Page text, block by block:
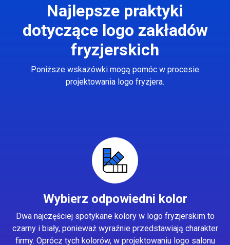
Najlepsze praktyki
dotyczące logo zakładów
fryzjerskich
Poniższe wskazówki mogą pomóc w procesie
projektowania logo fryzjera.
Wybierz odpowiedni kolor
Dwa najczęściej spotykane kolory w logo fryzjerskim to
czarny i biały, ponieważ wyraźnie przedstawiają charakter
firmy. Oprócz tych kolorów, w projektowaniu logo salonu